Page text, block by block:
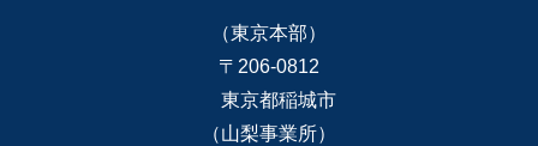
（東京本部）
〒206-0812
東京都稲城市
（山梨事業所）